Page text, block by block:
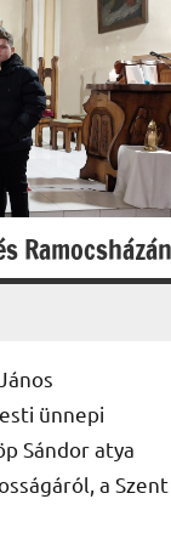
Ramocsházán
ünnepi
Sándor atya
a Szent